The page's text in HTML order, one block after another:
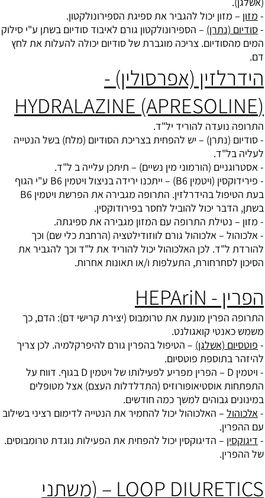
- מזון – מזון יכול להגביר את ספיגת הספירונולקטון.
-סודיום (נתרן) – הספירונולקטון גורם לאיבוד סודיום בשתן ע"י סילוק
המים מהסודיום. צריכה מוגברת של סודיום יכולה להעלות את לחץ
דם.
הידרלזין (אפרסולין) -
(HYDRALAZINE (APRESOLINE
התרופה נועדה להוריד יל"ד.
- סודיום (נתרן) – יש להפחית בצריכת הסודיום (מלח) בשל הנטייה
לעליה בל"ד.
- אסטרוגניים (הורמוני מין נשיים) – תיתכן עלייה ב ל"ד.
- פירידוקסין (ויטמין B6
) – ייתכנו ירידה בניצול ויטמין B6 ע"י הגוף
בעת הטיפול בהידרלזין. התרופה מגבירה את הפרשת ויטמין B6
בשתן, הדבר יכול להוביל לחסר בפירודוקסין.
- מזון – נטילת התרופה עם המזון מגבירה את ספיגתה.
- אלכוהול – אלכוהול גורם לווזודילטציה (הרחבת כלי שם) וכך
להורדת ל"ד. לכן האלכוהול יכול להוריד את ל"ד וכך להגביר את
הסיכון לסחרחורת, התעלפות ו/או תאונות אחרות.
הפרין - HEPAriN
התרופה הפרין מונעת את טרומבוס (יצירת קרישי דם): הדם, כך
משמש כאנטי קואגולנט.
- פוטסיום (אשלגן) – הטיפול בהפרין גורם להיפרקלמיה. לכן צריך
להיזהר בתוספת פוטסיום.
- ויטמין D – הפרין מפריע לפעילותו של
ויטמין D
בגוף. דווח על
התפתחות אוסטיאופורוזיס (התדלדלות העצם) אצל מטופלים
במינונים גבוהים למשך כמה חודשים.
- אלכוהול – האלכוהול יכול להחמיר את הנטייה לדימום רציני בשילוב
עם ההפרין.
- דיגוקסין – הדיגוקסין יכול להפחית את הפעילות נוגדת טרומבוסים.
של ההפרין.
LOOP DIURETICS – (משתני